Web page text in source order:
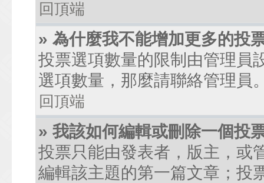
回頂端
» 為什麼我不能增加更多的投
投票選項數量的限制由管理員
選項數量，那麼請聯絡管理員
回頂端
» 我該如何編輯或刪除一個投
投票只能由發表者，版主，或
編輯該主題的第一篇文章；投